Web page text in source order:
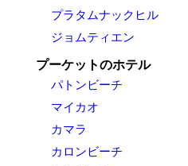
プラタムナックヒル
ジョムティエン
プーケットのホテル
パトンビーチ
マイカオ
カマラ
カロンビーチ